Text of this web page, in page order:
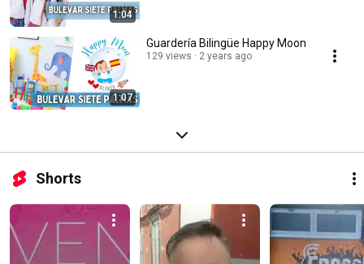
1:04
1:07
Guardería Bilingüe Happy Moon
129 views 2 years ago
Shorts